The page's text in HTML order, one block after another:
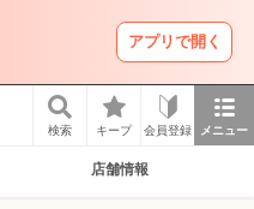
アプリで開く
検索 キープ 会員登録 メニュー
店舗情報